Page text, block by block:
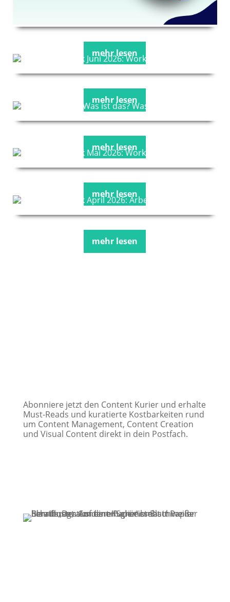
mehr lesen
mehr lesen
mehr lesen
mehr lesen
mehr lesen
Abonniere jetzt den Content Kurier und erhalte
Must-Reads und kuratierte Kostbarkeiten rund
um Content Management, Content Creation
und Visual Content direkt in dein Postfach.